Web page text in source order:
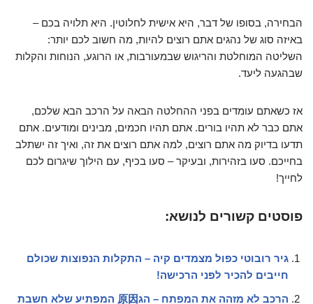
הבחירה, בסופו של דבר, היא אישית לחלוטין. היא תלויה בכם –
באיזה סוג של נהגים אתם רוצים להיות, מה חשוב לכם יותר:
השליטה המוחלטת והריגוש שבמעורבות, או הרוגע, הנוחות והקלות
שבהגעה ליעד.
אז כשאתם עומדים בפני ההחלטה הבאה על הרכב הבא שלכם,
אתם כבר לא תהיו בורים. אתם תהיו חכמים, מבינים ומודעים. אתם
תדעו בדיוק מה אתם רוצים, למה אתם רוצים את זה, ואיך זה ישתלב
בחייכם. סעו בזהירות, ובעיקר – סעו בכיף, עם הילוך שיגרום לכם
לחייך!
פוסטים קשורים לנושא:
גיר רובוטי כפול מצמדים קיה – התקלות הנפוצות שכולם
חייבים להכיר לפני הרכישה!
הרכב לא מזהה את המפתח – הג原因 המפתיע שלא חשבת